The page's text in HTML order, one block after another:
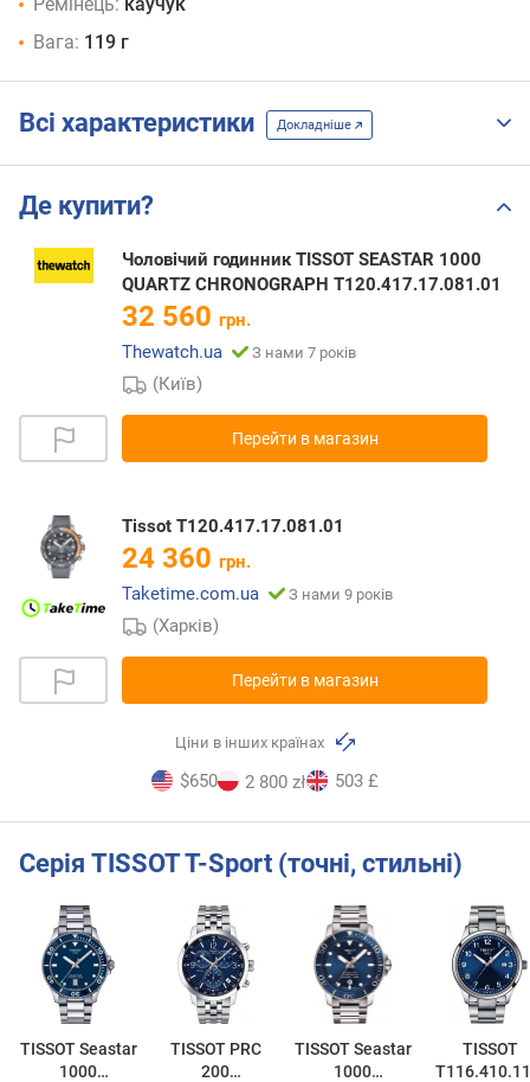
Ремінець: каучук
Вага: 119 г
Всі характеристики Докладніше
Де купити?
Чоловічий годинник TISSOT SEASTAR 1000
QUARTZ CHRONOGRAPH T120.417.17.081.01
32 560 грн.
Thewatch.ua
З нами 7 років
(Київ)
Перейти в магазин
Tissot T120.417.17.081.01
24 360 грн.
Taketime.com.ua
З нами 9 років
(Харків)
Перейти в магазин
Ціни в інших країнах
$650 2 800 zł 503 £
Серія TISSOT T-Sport (точні, стильні)
TISSOT Seastar
1000
TISSOT PRC
200
TISSOT Seastar
1000
TISSOT